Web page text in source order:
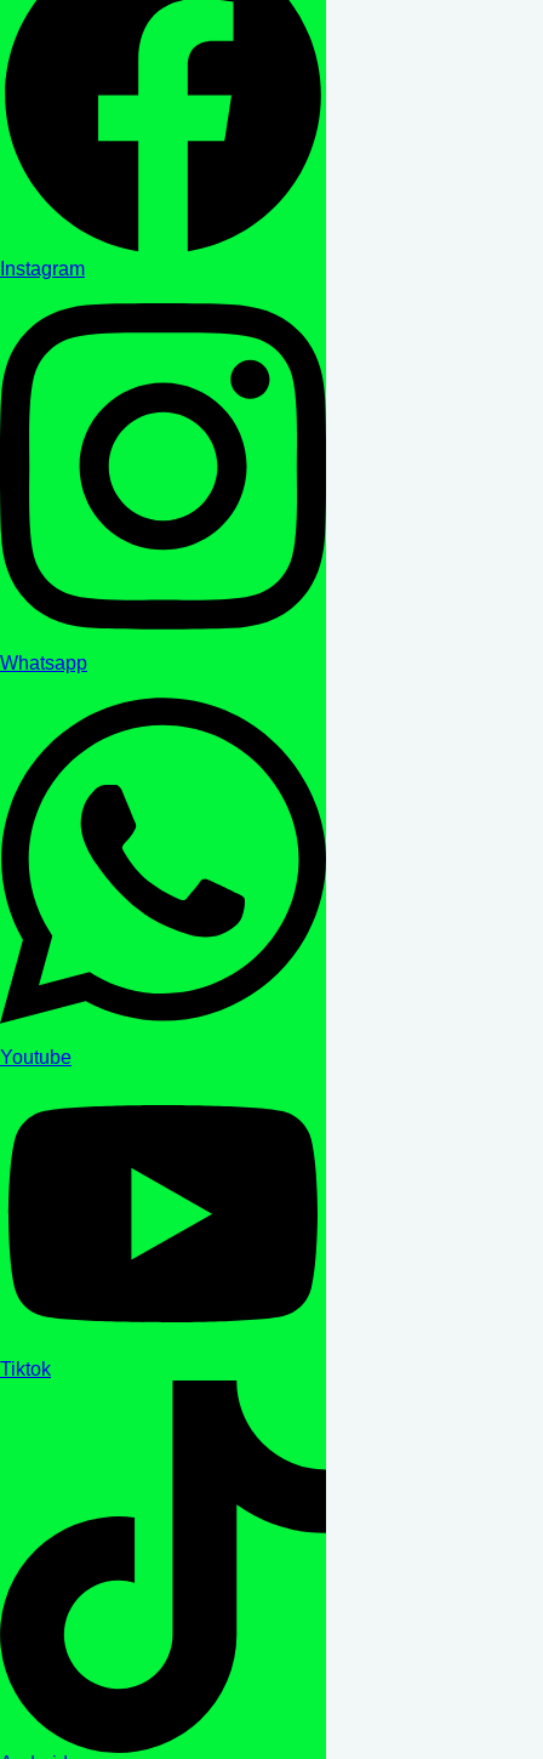
Instagram
Whatsapp
Youtube
Tiktok